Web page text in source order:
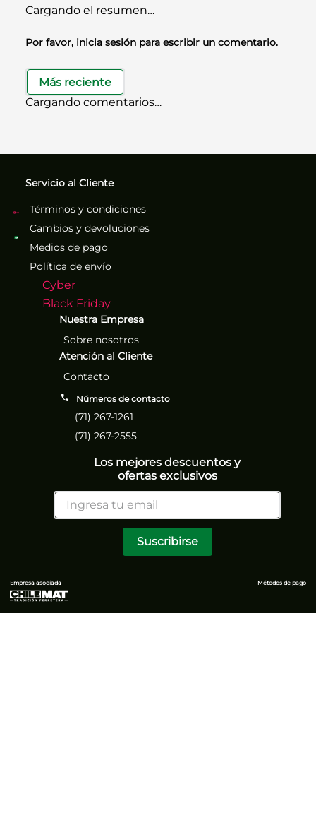
Cargando el resumen…
Por favor, inicia sesión para escribir un comentario.
Más reciente
Cargando comentarios…
Servicio al Cliente
Términos y condiciones
Cambios y devoluciones
Medios de pago
Política de envío
Cyber
Black Friday
Nuestra Empresa
Sobre nosotros
Atención al Cliente
Contacto
Números de contacto
(71) 267-1261
(71) 267-2555
Los mejores descuentos y
ofertas exclusivos
Suscribirse
Empresa asociada Métodos de pago